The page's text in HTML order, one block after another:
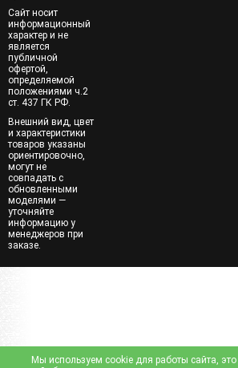
Сайт носит
информационный
характер и не
является
публичной
офертой,
определяемой
положениями ч.2
ст. 437 ГК РФ.
Внешний вид, цвет
и характеристики
товаров указаны
ориентировочно,
могут не
совпадать с
обновленными
моделями —
уточняйте
информацию у
менеджеров при
заказе.
Мы используем cookie для работы сайта, это